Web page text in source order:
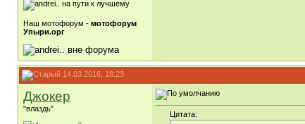
Наш мотофорум - мотофорум
Упыри.орг
14.03.2016, 18:23
Джокер
"влаздь"
Цитата: